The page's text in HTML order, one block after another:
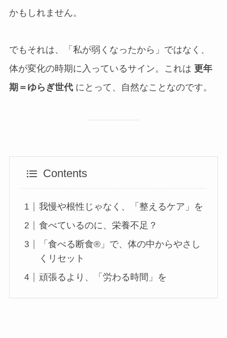
かもしれません。
でもそれは、「私が弱くなったから」ではなく、
体が変化の時期に入っているサイン。これは 更年
期＝ゆらぎ世代にとって、自然なことなのです。
Contents
我慢や根性じゃなく、「整えるケア」を
食べているのに、栄養不足？
「食べる断食®︎」で、体の中からやさし
くリセット
頑張るより、「労わる時間」を